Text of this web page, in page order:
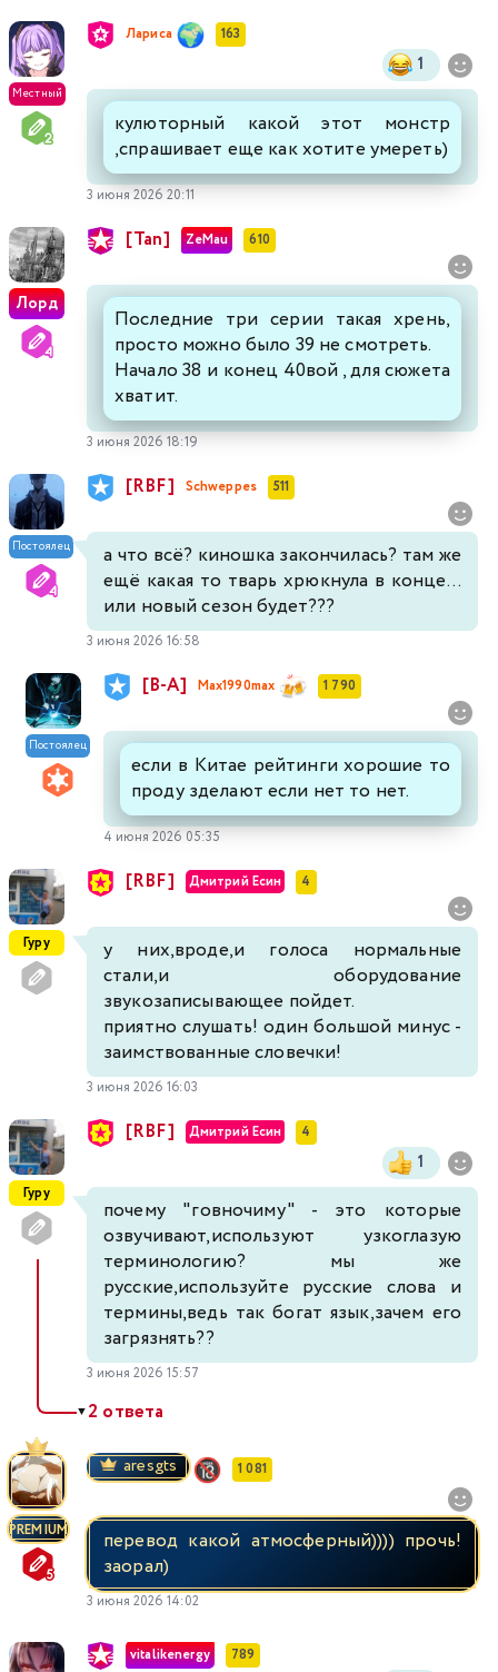
Местный
Лариса 163
1
кулюторный какой этот монстр
,спрашивает еще как хотите умереть)
3 июня 2026 20:11
Лорд
[Tan] ZeMau 610
Последние три серии такая хрень,
просто можно было 39 не смотреть.
Начало 38 и конец 40вой , для сюжета
хватит.
3 июня 2026 18:19
Постоялец
[RBF] Schweppes 511
а что всё? киношка закончилась? там же
ещё какая то тварь хрюкнула в конце...
или новый сезон будет???
3 июня 2026 16:58
Постоялец
[В-А] Max1990max 1 790
если в Китае рейтинги хорошие то
проду зделают если нет то нет.
4 июня 2026 05:35
Гуру
[RBF] Дмитрий Есин 4
у них,вроде,и голоса нормальные
стали,и оборудование
звукозаписывающее пойдет.
приятно слушать! один большой минус -
заимствованные словечки!
3 июня 2026 16:03
Гуру
[RBF] Дмитрий Есин 4
1
почему "говночиму" - это которые
озвучивают,используют узкоглазую
терминологию? мы же
русские,используйте русские слова и
термины,ведь так богат язык,зачем его
загрязнять??
3 июня 2026 15:57
▼2 ответа
PREMIUM
aresgts 1 081
перевод какой атмосферный)))) прочь!
заорал)
3 июня 2026 14:02
vitalikenergy 789